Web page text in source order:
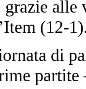
(12-
di